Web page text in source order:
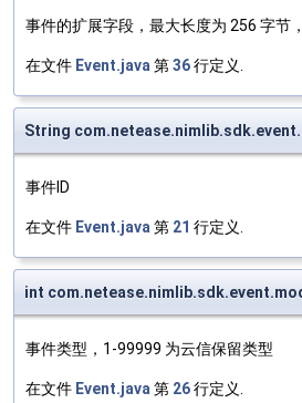
事件的扩展字段，最大长度为 256 字节
在文件 Event.java 第36行定义.
String
事件ID
在文件 Event.java 第 21 行定义.
int
事件类型，1-99999 为云信保留类型
在文件 Event.java 第 26行定义.